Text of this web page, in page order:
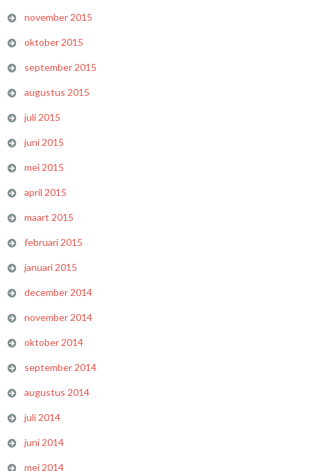
november 2015
oktober 2015
september 2015
augustus 2015
juli 2015
juni 2015
mei 2015
april 2015
maart 2015
februari 2015
januari 2015
december 2014
november 2014
oktober 2014
september 2014
augustus 2014
juli 2014
juni 2014
mei 2014